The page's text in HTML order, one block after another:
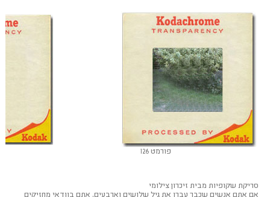
פורמט 126
סריקת שקופיות מבית זיכרון צילומי
אם אתם אנשים שכבר עברו את גיל שלושים וארבעים, אתם בוודאי מחזיקים